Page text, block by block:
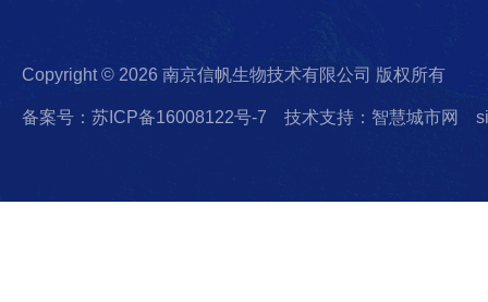
Copyright © 2026 南京信帆生物技术有限公司 版权所有
备案号：苏ICP备16008122号-7 技术支持：智慧城市网